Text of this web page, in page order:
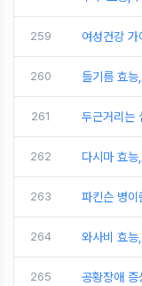
259 여성건강
260 들기름 효
261 두근거리는
262 다시마 효
263 파킨슨 병이
264 와사비 효
265 공황장애 증